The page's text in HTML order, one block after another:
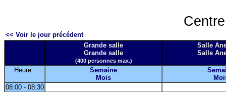
<< Voir le jour précédent
Grande salle
Grande salle
(400 personnes max.)
Salle
Salle
Heure :
Semaine
Mois
08:00 - 08:30